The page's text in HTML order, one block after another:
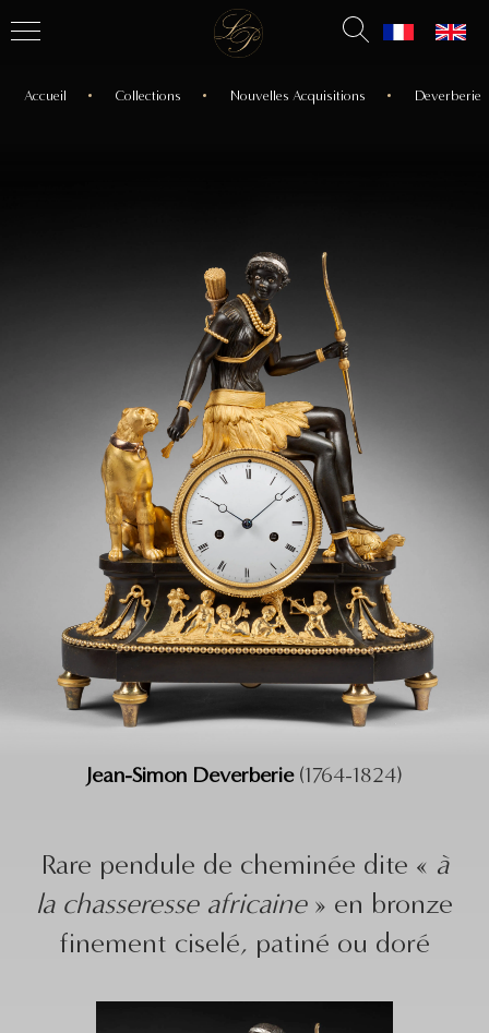
Accueil Collections Nouvelles Acquisitions Deverberie
Jean-Simon Deverberie (1764-1824)
Rare pendule de cheminée dite « à
la chasseresse africaine » en bronze
finement ciselé, patiné ou doré